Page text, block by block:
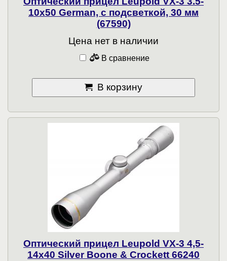
10x50 German, с подсветкой, 30 мм
(67590)
Цена нет в наличии
В сравнение
В корзину
Оптический прицел Leupold VX-3 4,5-
14x40 Silver Boone & Crockett 66240